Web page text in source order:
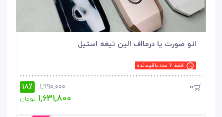
اتو صورت یا درمااف الین تیغه استیل
فقط 7 عدد باقیمانده
0
1,990,000 18٪
1,631,800 تومان